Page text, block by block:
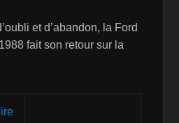
et d’abandon, la Ford
fait son retour sur la